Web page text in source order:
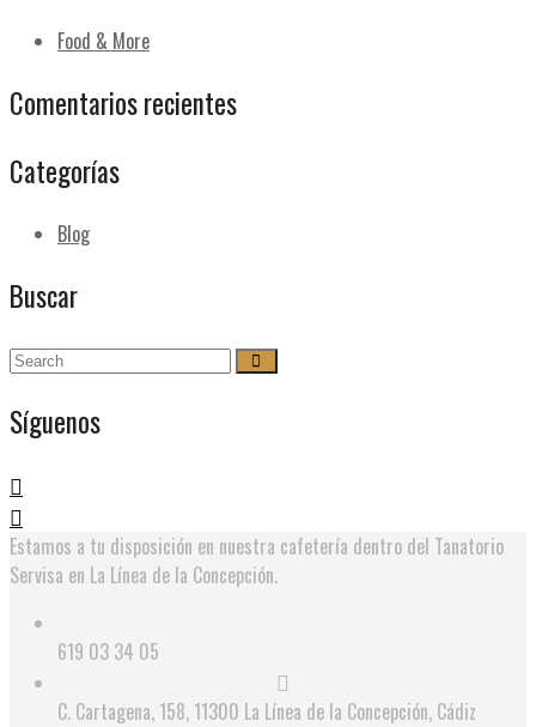
Food & More
Comentarios recientes
Categorías
Blog
Buscar
Síguenos
Estamos a tu disposición en nuestra cafetería dentro del Tanatorio
Servisa en La Línea de la Concepción.
619 03 34 05
C. Cartagena, 158, 11300 La Línea de la Concepción, Cádiz